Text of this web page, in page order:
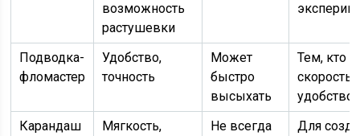
возможность
растушевки
Подводка-
фломастер
Удобство,
точность
Может
быстро
высыхать
Тем, кто
скорость
удобство
Карандаш
Мягкость, Не всегда Для